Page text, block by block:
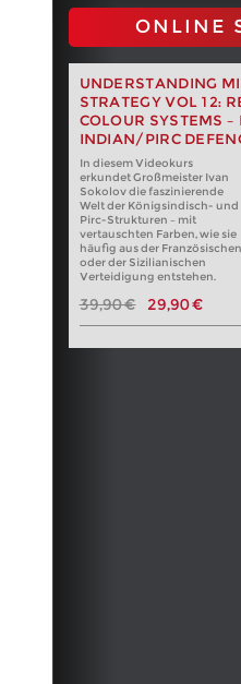
ONLINE
UNDERSTANDING
STRATEGY VOL 12:
COLOUR SYSTEMS –
INDIAN/PIRC
In diesem Videokurs
erkundet Großmeister Ivan
Sokolov die faszinierende
Welt der Königsindisch- und
Pirc-Strukturen – mit
vertauschten Farben, wie sie
häufig aus der Französischen
oder der Sizilianischen
Verteidigung entstehen.
39,90 € 29,90 €